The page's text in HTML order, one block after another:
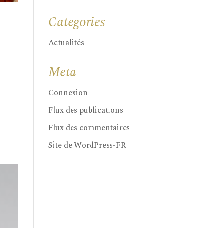
Categories
Actualités
Meta
Connexion
Flux des publications
Flux des commentaires
Site de WordPress-FR